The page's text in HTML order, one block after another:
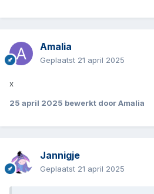
Amalia
Geplaatst 21 april 2025
x
25 april 2025 bewerkt door Amalia
Jannigje
Geplaatst 21 april 2025